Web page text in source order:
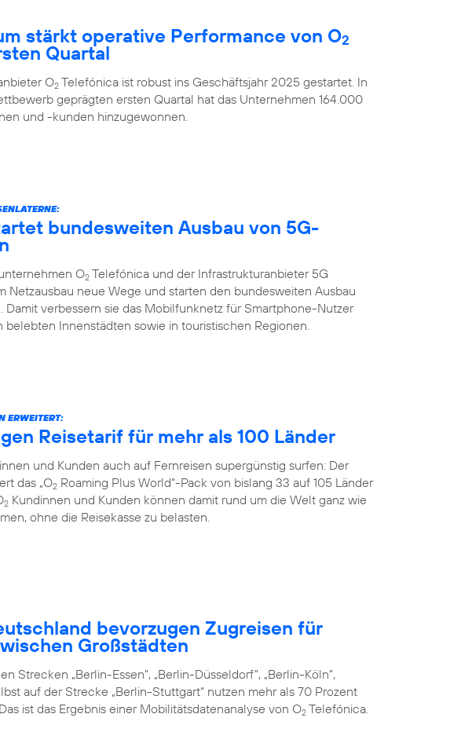
stärkt operative Performance von O2
Quartal
O2 Telefónica ist robust ins Geschäftsjahr 2025 gestartet. In
geprägten ersten Quartal hat das Unternehmen 164.000
und -kunden hinzugewonnen.
bundesweiten Ausbau von 5G-
O2 Telefónica und der Infrastrukturanbieter 5G
Netzausbau neue Wege und starten den bundesweiten Ausbau
verbessern sie das Mobilfunknetz für Smartphone-Nutzer
Innenstädten sowie in touristischen Regionen.
ERWEITERT:
Reisetarif für mehr als 100 Länder
und Kunden auch auf Fernreisen supergünstig surfen: Der
das „O2 Roaming Plus World“-Pack von bislang 33 auf 105 Länder
2 Kundinnen und Kunden können damit rund um die Welt ganz wie
ohne die Reisekasse zu belasten.
bevorzugen Zugreisen für
Großstädten
Strecken „Berlin-Essen”, „Berlin-Düsseldorf”, „Berlin-Köln”,
auf der Strecke „Berlin-Stuttgart“ nutzen mehr als 70 Prozent
ist das Ergebnis einer Mobilitätsdatenanalyse von O2 Telefónica.